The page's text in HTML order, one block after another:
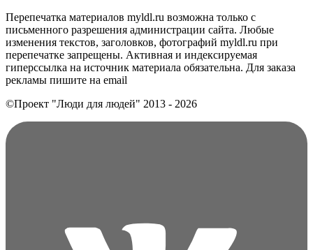
Перепечатка материалов myldl.ru возможна только с
письменного разрешения администрации сайта. Любые
изменения текстов, заголовков, фотографий myldl.ru при
перепечатке запрещены. Активная и индексируемая
гиперссылка на источник материала обязательна. Для заказа
рекламы пишите на еmail
©Проект "Люди для людей" 2013 - 2026